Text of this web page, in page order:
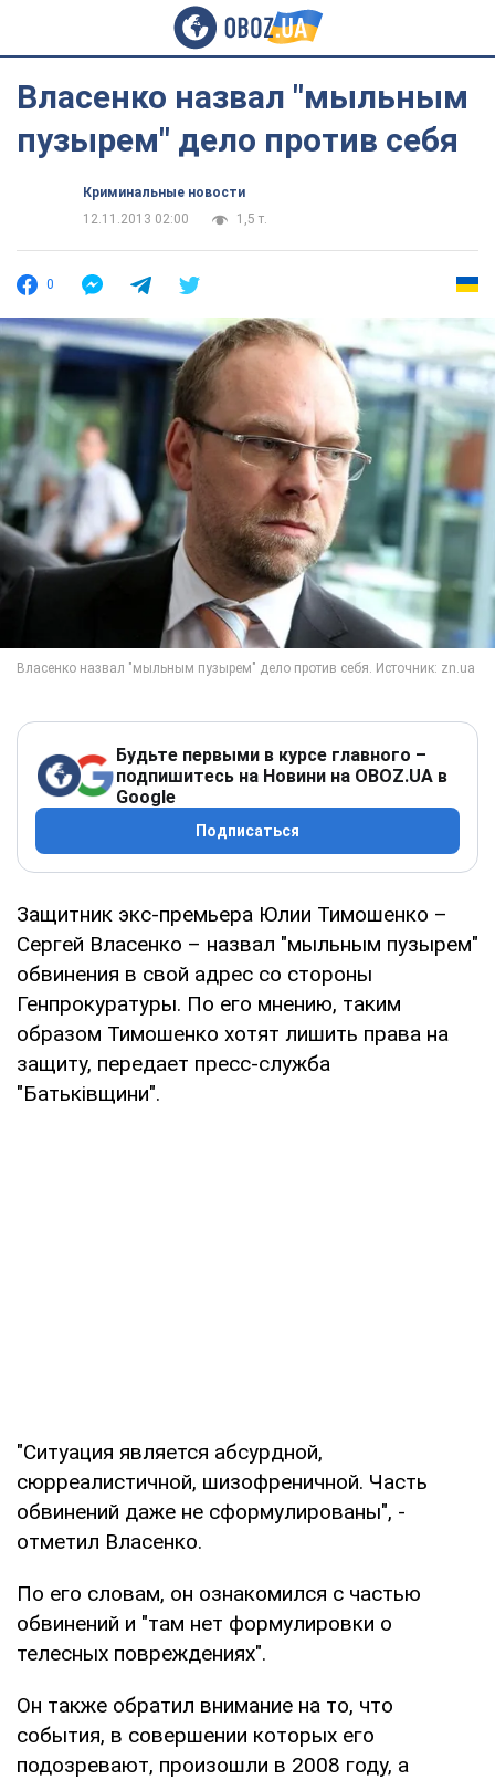
Власенко назвал "мыльным
пузырем" дело против себя
Криминальные новости
12.11.2013 02:00
1,5 т.
0
Будьте первыми в курсе главного –
подпишитесь на Новини на OBOZ.UA в
Google
Подписаться
Защитник экс-премьера Юлии Тимошенко –
Сергей Власенко – назвал "мыльным пузырем"
обвинения в свой адрес со стороны
Генпрокуратуры. По его мнению, таким
образом Тимошенко хотят лишить права на
защиту, передает пресс-служба
"Батькiвщини".
"Ситуация является абсурдной,
сюрреалистичной, шизофреничной. Часть
обвинений даже не сформулированы", -
отметил Власенко.
По его словам, он ознакомился с частью
обвинений и "там нет формулировки о
телесных повреждениях".
Он также обратил внимание на то, что
события, в совершении которых его
подозревают, произошли в 2008 году, а